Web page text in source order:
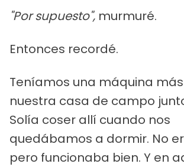
"Por supuesto", murmuré.
Entonces recordé.
Teníamos una máquina
nuestra casa de campo
Solía coser allí cuando nos
quedábamos a dormir. No
pero funcionaba bien. Y en